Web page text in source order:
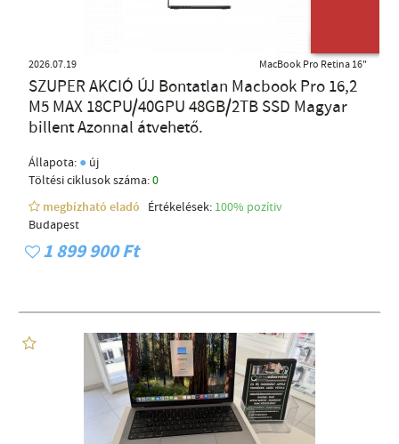
2026.07.19 MacBook Pro Retina 16"
SZUPER AKCIÓ ÚJ Bontatlan Macbook Pro 16,2
M5 MAX 18CPU/40GPU 48GB/2TB SSD Magyar
billent Azonnal átvehető.
Állapota: ● új
Töltési ciklusok száma:0
megbízható eladó
Értékelések: 100% pozítiv
Budapest
1 899 900 Ft